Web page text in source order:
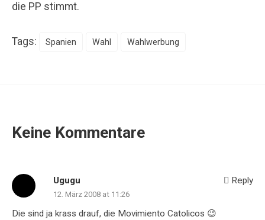
die PP stimmt.
Tags: Spanien Wahl Wahlwerbung
Keine Kommentare
Ugugu
12. März 2008 at 11:26
Die sind ja krass drauf, die Movimiento Catolicos 😉
Reply